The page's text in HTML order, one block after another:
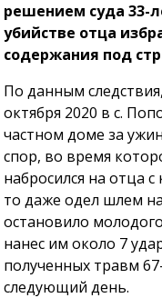
решением суда 33-
убийстве отца
содержания под
По данным
октября 2020 в с.
частном доме за
спор, во время
набросился на отца
то даже одел шлем
остановило
нанес им около 7
полученных травм
следующий день.